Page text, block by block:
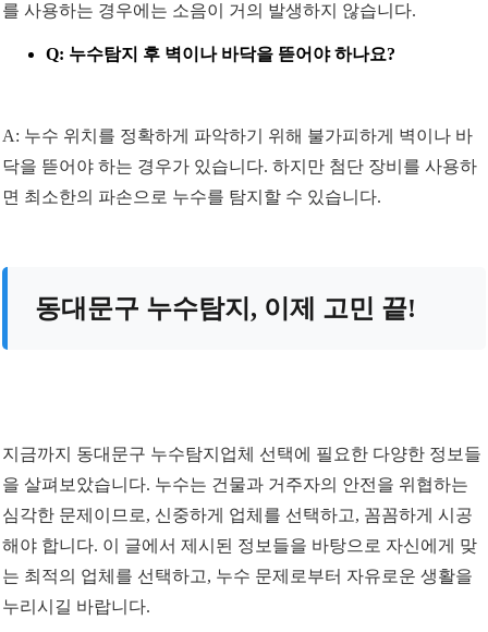
를 사용하는 경우에는 소음이 거의 발생하지 않습니다.
Q: 누수탐지 후 벽이나 바닥을 뜯어야 하나요?
A: 누수 위치를 정확하게 파악하기 위해 불가피하게 벽이나 바
닥을 뜯어야 하는 경우가 있습니다. 하지만 첨단 장비를 사용하
면 최소한의 파손으로 누수를 탐지할 수 있습니다.
동대문구 누수탐지, 이제 고민 끝!
지금까지 동대문구 누수탐지업체 선택에 필요한 다양한 정보들
을 살펴보았습니다. 누수는 건물과 거주자의 안전을 위협하는
심각한 문제이므로, 신중하게 업체를 선택하고, 꼼꼼하게 시공
해야 합니다. 이 글에서 제시된 정보들을 바탕으로 자신에게 맞
는 최적의 업체를 선택하고, 누수 문제로부터 자유로운 생활을
누리시길 바랍니다.